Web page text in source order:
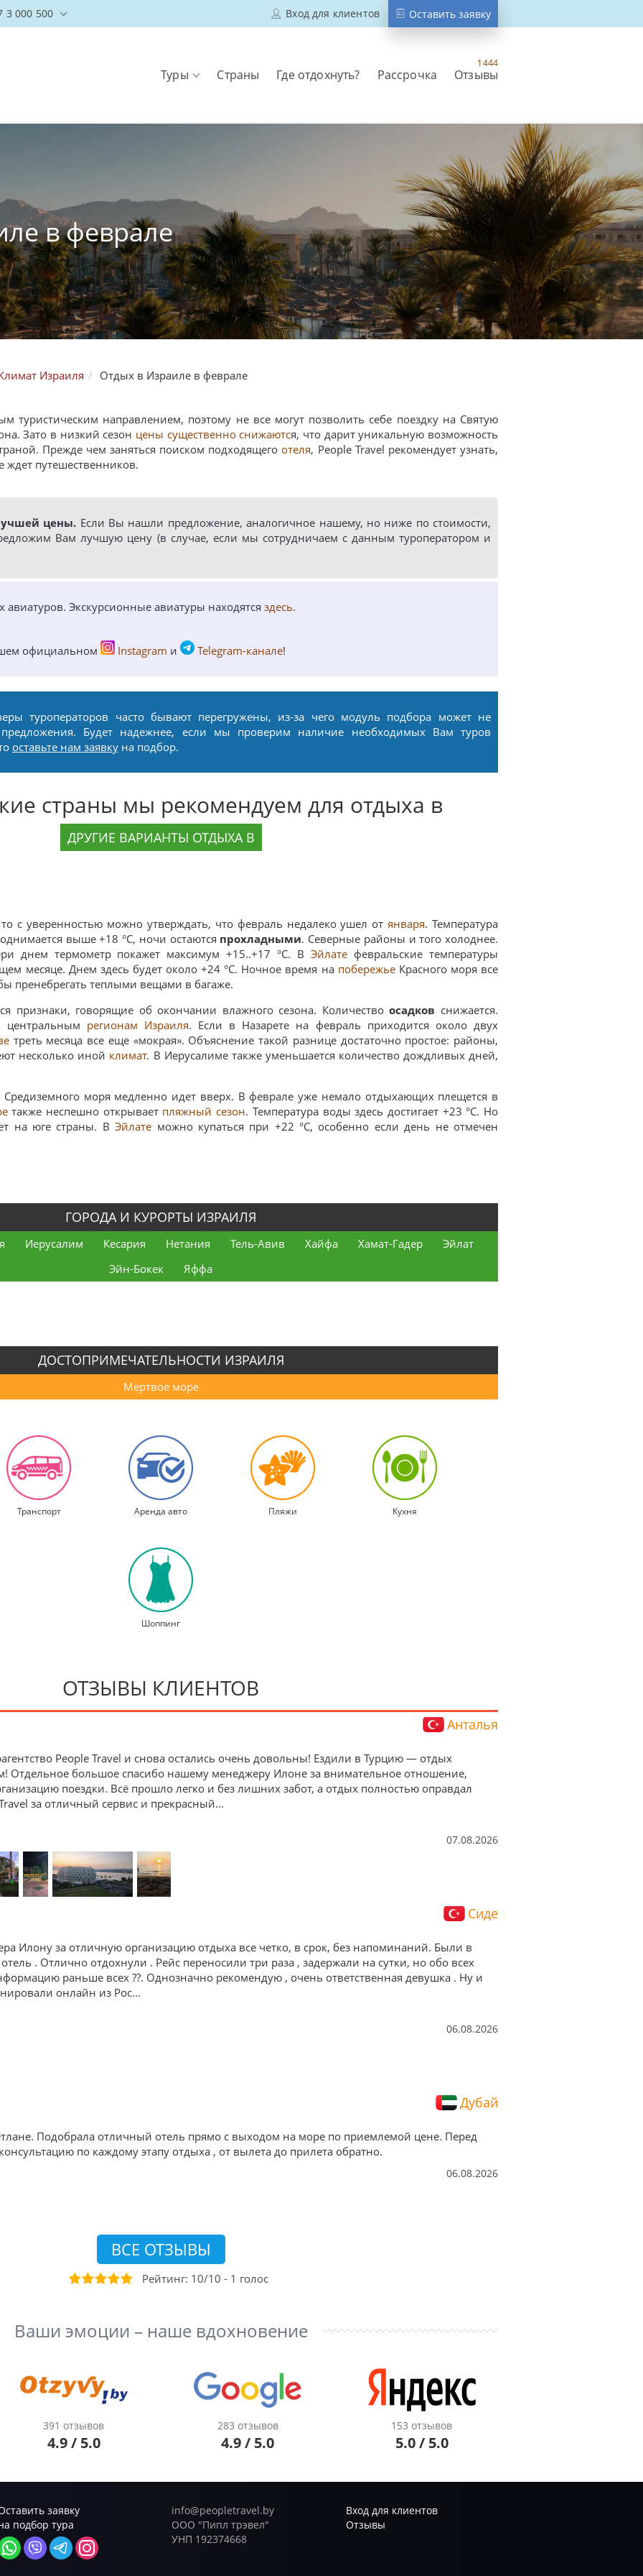
3 000 500 Вход для клиентов Оставить заявку
Туры Страны Где отдохнуть? Рассрочка Отзывы
1444
в феврале
Израиля Отдых в Израиле в феврале
туристическим направлением, поэтому не все могут позволить себе поездку на Святую
Зато в низкий сезон цены существенно снижаются, что дарит уникальную возможность
Прежде чем заняться поиском подходящегоотеля, People Travel рекомендует узнать,
путешественников.
цены. Если Вы нашли предложение, аналогичное нашему, но ниже по стоимости,
Вам лучшую цену (в случае, если мы сотрудничаем с данным туроператором и
авиатуров. Экскурсионные авиатуры находятся здесь.
официальном Instagram и Telegram-канале!
туроператоров часто бывают перегружены, из-за чего модуль подбора может не
Будет надежнее, если мы проверим наличие необходимых Вам туров
оставьте нам заявку на подбор.
страны мы рекомендуем для отдыха в
ДРУГИЕ ВАРИАНТЫ ОТДЫХА В
то с уверенностью можно утверждать, что февраль недалеко ушел отянваря. Температура
выше +18 °C, ночи остаются прохладными. Северные районы и того холоднее.
днем термометр покажет максимум +15..+17 °C. ВЭйлате февральские температуры
месяце. Днем здесь будет около +24 °C. Ночное время на побережьеКрасного моря все
пренебрегать теплыми вещами в багаже.
признаки, говорящие об окончании влажного сезона. Количествоосадков снижается.
центральным регионам Израиля. Если в Назарете на февраль приходится около двух
треть месяца все еще «мокрая». Объяснение такой разнице достаточно простое: районы,
несколько иной климат. В Иерусалиме также уменьшается количество дождливых дней,
моря медленно идет вверх. В феврале уже немало отдыхающих плещется в
также неспешно открывает пляжный сезон. Температура воды здесь достигает +23 °C. Но
на юге страны. ВЭйлате можно купаться при +22 °C, особенно если день не отмечен
ГОРОДА И КУРОРТЫ ИЗРАИЛЯ
Иерусалим Кесария Нетания Тель-Авив Хайфа Хамат-Гадер
Эйлат
Эйн-Бокек
Яффа
ДОСТОПРИМЕЧАТЕЛЬНОСТИ ИЗРАИЛЯ
Мертвое море
Транспорт Аренда авто Пляжи Кухня
Шоппинг
ОТЗЫВЫ КЛИЕНТОВ
Анталья
People Travel и снова остались очень довольны! Ездили в Турцию — отдых
Отдельное большое спасибо нашему менеджеру Илоне за внимательное отношение,
поездки. Всё прошло легко и без лишних забот, а отдых полностью оправдал
за отличный сервис и прекрасный...
07.08.2026
Сиде
Илону за отличную организацию отдыха все четко, в срок, без напоминаний. Были в
. Отлично отдохнули . Рейс переносили три раза , задержали на сутки, но обо всех
раньше всех ??. Однозначно рекомендую , очень ответственная девушка . Ну и
онлайн из Рос...
06.08.2026
Дубай
Подобрала отличный отель прямо с выходом на море по приемлемой цене. Перед
по каждому этапу отдыха , от вылета до прилета обратно.
06.08.2026
ВСЕ ОТЗЫВЫ
Рейтинг: 10/10 - 1 голос
Ваши эмоции – наше вдохновение
391 отзывов
4.9 / 5.0
283 отзывов
4.9 / 5.0
153 отзывов
5.0 / 5.0
заявку
подбор тура
info@peopletravel.by
ООО "Пипл трэвел"
УНП 192374668
Вход для клиентов
Отзывы